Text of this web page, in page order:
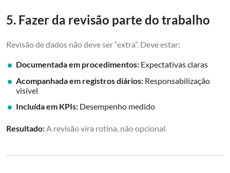
5. Fazer da revisão parte do trabalho
Revisão de dados não deve ser “extra”. Deve estar:
Documentada em procedimentos: Expectativas claras
Acompanhada em registros diários: Responsabilização
visível
Incluída em KPIs: Desempenho medido
Resultado: A revisão vira rotina, não opcional.